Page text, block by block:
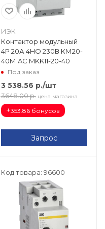
ИЭК
Контактор модульный
4Р 20А 4HO 230В КМ20-
40М AC MKK11-20-40
Под заказ
3 538.56 р./шт
3648.00 р. цена магазина
+353.86 бонусов
Запрос
Код товара: 96600